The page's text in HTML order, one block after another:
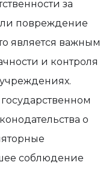
за
повреждение
является важным
и контроля
о
соблюдение